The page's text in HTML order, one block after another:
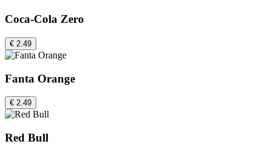
Coca-Cola Zero
€ 2.49
Fanta Orange
€ 2.49
Red Bull